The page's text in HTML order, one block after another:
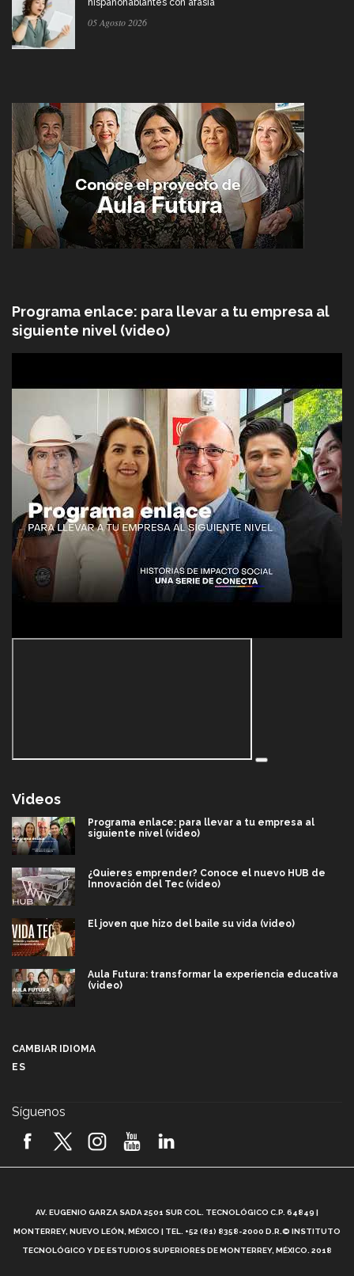
05 Agosto 2026
Programa enlace: para llevar a tu empresa al
siguiente nivel (video)
Videos
Programa enlace: para llevar a tu empresa al
siguiente nivel (video)
¿Quieres emprender? Conoce el nuevo HUB de
Innovación del Tec (video)
El joven que hizo del baile su vida (video)
Aula Futura: transformar la experiencia educativa
(video)
2026! (video)
¿Cómo es el Modelo Educativo Tec? (video)
CAMBIAR IDIOMA
ES
Síguenos
AV. EUGENIO GARZA SADA 2501 SUR COL. TECNOLÓGICO C.P. 64849 |
MONTERREY, NUEVO LEÓN, MÉXICO | TEL. +52 (81) 8358-2000 D.R.© INSTITUTO
TECNOLÓGICO Y DE ESTUDIOS SUPERIORES DE MONTERREY, MÉXICO. 2018